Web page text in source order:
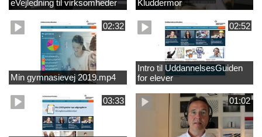
eVejledning til virksomheder Kluddermor
02:32
Min gymnasievej 2019.mp4
02:52
Intro til UddannelsesGuiden
for elever
03:33 01:02